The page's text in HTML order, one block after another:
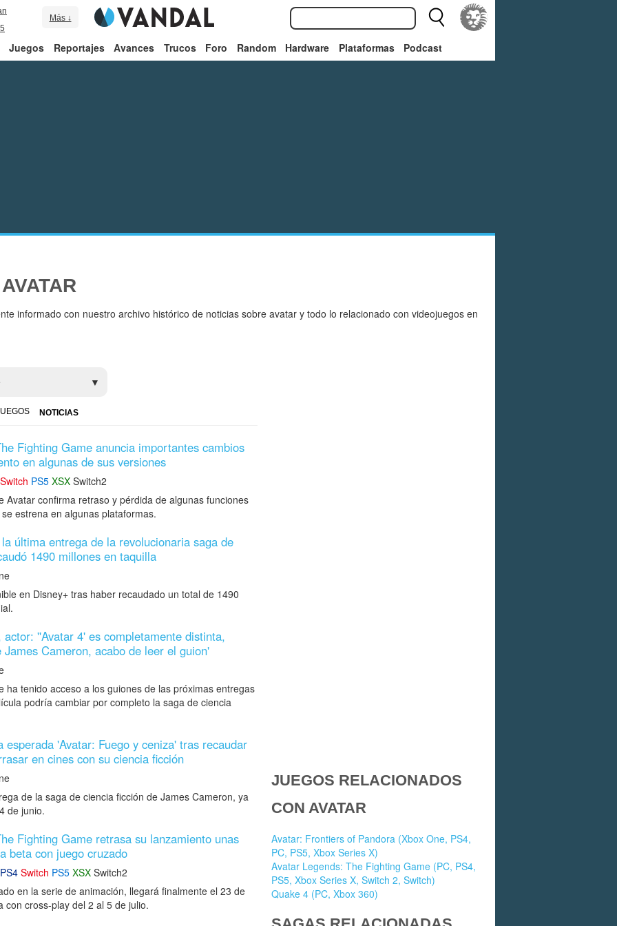
Más ↓
Juegos Reportajes Avances Trucos Foro Random Hardware Plataformas Podcast
informado con nuestro archivo histórico de noticias sobre avatar y todo lo relacionado con videojuegos en
NOTICIAS
Fighting Game anuncia importantes cambios
en algunas de sus versiones
Switch PS5 XSX Switch2
Avatar confirma retraso y pérdida de algunas funciones
estrena en algunas plataformas.
última entrega de la revolucionaria saga de
1490 millones en taquilla
en Disney+ tras haber recaudado un total de 1490
''Avatar 4' es completamente distinta,
Cameron, acabo de leer el guion'
ha tenido acceso a los guiones de las próximas entregas
podría cambiar por completo la saga de ciencia
esperada 'Avatar: Fuego y ceniza' tras recaudar
en cines con su ciencia ficción
de la saga de ciencia ficción de James Cameron, ya
de junio.
Fighting Game retrasa su lanzamiento unas
beta con juego cruzado
PS4 Switch PS5 XSX Switch2
en la serie de animación, llegará finalmente el 23 de
con cross-play del 2 al 5 de julio.
JUEGOS RELACIONADOS
CON AVATAR
Avatar: Frontiers of Pandora (Xbox One, PS4,
PC, PS5, Xbox Series X)
Avatar Legends: The Fighting Game (PC, PS4,
PS5, Xbox Series X, Switch 2, Switch)
Quake 4 (PC, Xbox 360)